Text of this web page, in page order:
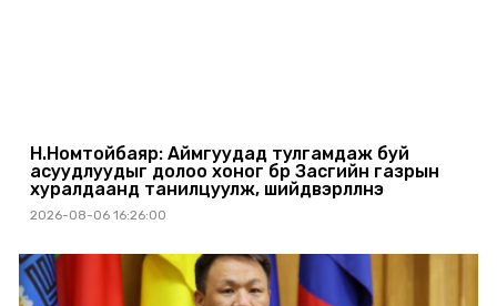
Н.Номтойбаяр: Аймгуудад тулгамдаж буй
асуудлуудыг долоо хоног бүр Засгийн газрын
хуралдаанд танилцуулж, шийдвэрлүүлнэ
2026-08-06 16:26:00